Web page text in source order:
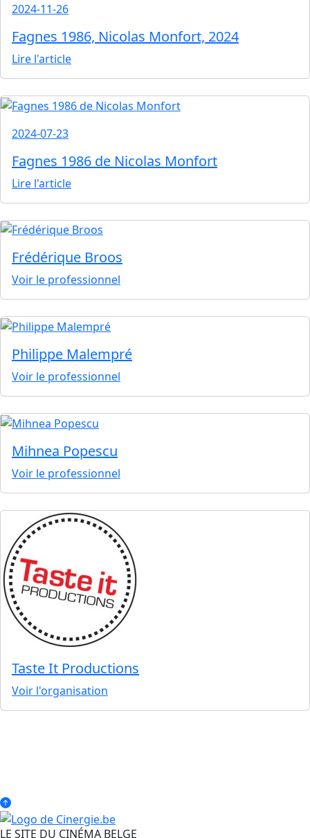
2024-11-26
Fagnes 1986, Nicolas Monfort, 2024
Lire l'article
2024-07-23
Fagnes 1986 de Nicolas Monfort
Lire l'article
Frédérique Broos
Voir le professionnel
Philippe Malempré
Voir le professionnel
Mihnea Popescu
Voir le professionnel
Taste It Productions
Voir l'organisation
LE SITE DU CINÉMA BELGE